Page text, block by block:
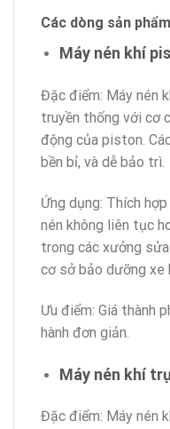
Các dòng sản
Máy nén khí
Đặc điểm: Máy nén
truyền thống với cơ
động của piston.
bền bỉ, và dễ bảo trì.
Ứng dụng: Thích
nén không liên tục
trong các xưởng
cơ sở bảo dưỡng xe
Ưu điểm: Giá thành
hành đơn giản.
Máy nén khí
Đặc điểm: Máy nén